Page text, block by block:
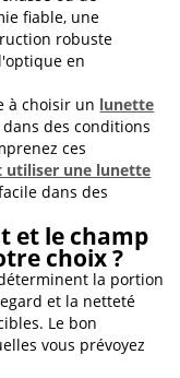
fiable, une
robuste
en
à choisir un lunette
des conditions
ces
utiliser une lunette
dans des
et le champ
choix ?
la portion
et la netteté
Le bon
vous prévoyez